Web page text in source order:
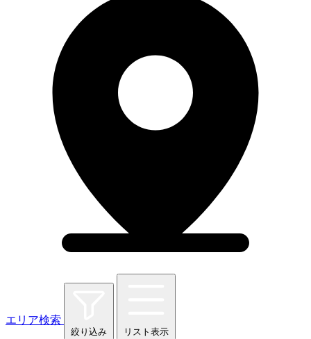
エリア検索
絞り込み リスト表示